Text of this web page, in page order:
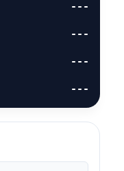
---
---
---
---